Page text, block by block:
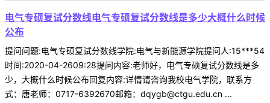
电气专硕复试分数线电气专硕复试分数线是多少大概什么时候
公布
提问问题:电气专硕复试分数线学院:电气与新能源学院提问人:15***54
时间:2020-04-2609:28提问内容:老师好，电气专硕复试分数线是多
少，大概什么时候公布回复内容:详情请咨询我校电气学院，联系方
式：唐老师：0717-6392670邮箱：dqygb@ctgu.edu.cn ...